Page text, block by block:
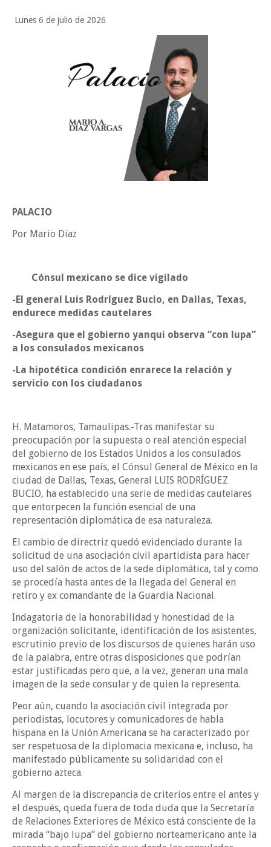
Inicia el ayuntamiento pavimentación de la calle Ingenieros en la
Alberto Carrera Torres
Prepara la UAT el arranque del ciclo escolar Otoño 2026
A Tamaulipas…le llueve sobre mojado
Lunes 6 de julio de 2026
PALACIO
Por Mario Díaz
Cónsul mexicano se dice vigilado
-El general Luis Rodríguez Bucio, en Dallas, Texas,
endurece medidas cautelares
-Asegura que el gobierno yanqui observa “con lupa”
a los consulados mexicanos
-La hipotética condición enrarece la relación y
servicio con los ciudadanos
H. Matamoros, Tamaulipas.-Tras manifestar su
preocupación por la supuesta o real atención especial
del gobierno de los Estados Unidos a los consulados
mexicanos en ese país, el Cónsul General de México en la
ciudad de Dallas, Texas, General LUIS RODRÍGUEZ
BUCIO, ha establecido una serie de medidas cautelares
que entorpecen la función esencial de una
representación diplomática de esa naturaleza.
El cambio de directriz quedó evidenciado durante la
solicitud de una asociación civil apartidista para hacer
uso del salón de actos de la sede diplomática, tal y como
se procedía hasta antes de la llegada del General en
retiro y ex comandante de la Guardia Nacional.
Indagatoria de la honorabilidad y honestidad de la
organización solicitante, identificación de los asistentes,
escrutinio previo de los discursos de quienes harán uso
de la palabra, entre otras disposiciones que podrían
estar justificadas pero que, a la vez, generan una mala
imagen de la sede consular y de quien la representa.
Peor aún, cuando la asociación civil integrada por
periodistas, locutores y comunicadores de habla
hispana en la Unión Americana se ha caracterizado por
ser respetuosa de la diplomacia mexicana e, incluso, ha
manifestado públicamente su solidaridad con el
gobierno azteca.
Al margen de la discrepancia de criterios entre el antes y
el después, queda fuera de toda duda que la Secretaría
de Relaciones Exteriores de México está consciente de la
mirada “bajo lupa” del gobierno norteamericano ante la